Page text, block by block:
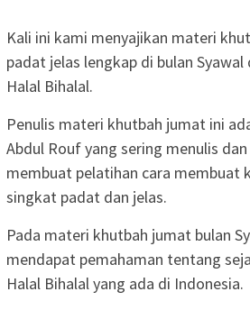
Kali ini kami menyajikan materi
padat jelas lengkap di bulan
Halal Bihalal.
Penulis materi khutbah jumat ini
Abdul Rouf yang sering menulis
membuat pelatihan cara membuat
singkat padat dan jelas.
Pada materi khutbah jumat bulan
mendapat pemahaman tentang
Halal Bihalal yang ada di Indonesia.